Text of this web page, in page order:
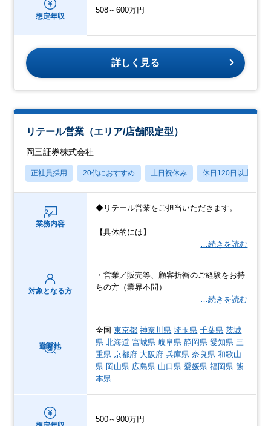
想定年収
508～600万円
詳しく見る
リテール営業（エリア/店舗限定型）
岡三証券株式会社
正社員採用 20代におすすめ 土日祝休み 休日120日以上
業務内容
◆リテール営業をご担当いただきます。
【具体的には】
…続きを読む
対象となる方
・営業／販売等、顧客折衝のご経験をお持
ちの方（業界不問）
…続きを読む
勤務地
全国東京都 神奈川県 埼玉県 千葉県 茨城
県 北海道 宮城県 岐阜県 静岡県 愛知県 三
重県 京都府 大阪府 兵庫県 奈良県 和歌山
県 岡山県 広島県 山口県 愛媛県 福岡県 熊
本県
500～900万円